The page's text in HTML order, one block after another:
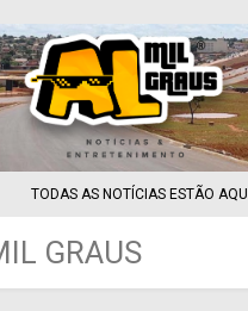
TODAS AS NOTÍCIAS ESTÃO AQUI
GRAUS